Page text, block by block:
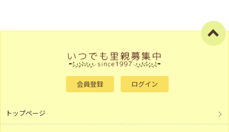
会員登録 ログイン
トップページ